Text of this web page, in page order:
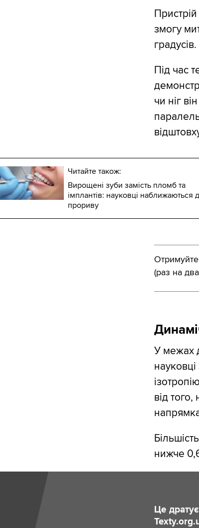
змогу
градусів.
Під час
чи ніг
Читайте також:
Вирощені зуби замість пломб та
імплантів: науковці наближаються
прориву
Отримуйте
(раз на
У межах
від
нижче
Це